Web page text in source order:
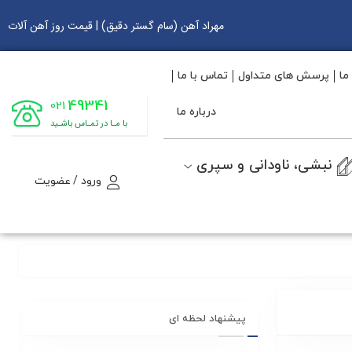
مهراد آهن (سام گستر دقیق) | قیمت روز آهن آلات
پرسش های متداول تماس با ما
درباره ما
نبشی، ناودانی و سپری
49341
021
با مـا در تمـاس باشـید
ورود / عضویت
پیشنهاد لحظه ای